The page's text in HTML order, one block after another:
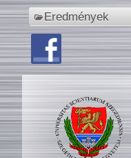
Eredmények